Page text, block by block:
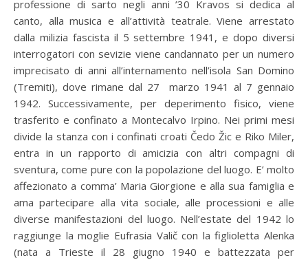
professione di sarto negli anni ’30 Kravos si dedica al
canto, alla musica e all’attività teatrale. Viene arrestato
dalla milizia fascista il 5 settembre 1941, e dopo diversi
interrogatori con sevizie viene candannato per un numero
imprecisato di anni all’internamento nell’isola San Domino
(Tremiti), dove rimane dal 27 marzo 1941 al 7 gennaio
1942. Successivamente, per deperimento fisico, viene
trasferito e confinato a Montecalvo Irpino. Nei primi mesi
divide la stanza con i confinati croati Čedo Žic e Riko Miler,
entra in un rapporto di amicizia con altri compagni di
sventura, come pure con la popolazione del luogo. E’ molto
affezionato a comma’ Maria Giorgione e alla sua famiglia e
ama partecipare alla vita sociale, alle processioni e alle
diverse manifestazioni del luogo. Nell’estate del 1942 lo
raggiunge la moglie Eufrasia Valič con la figlioletta Alenka
(nata a Trieste il 28 giugno 1940 e battezzata per